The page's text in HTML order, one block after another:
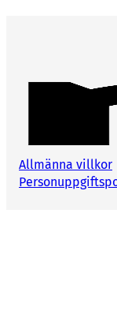
Allmänna villkor